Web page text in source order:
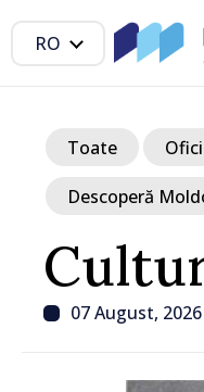
RO
07 August, 2026
Toate
Descoperă